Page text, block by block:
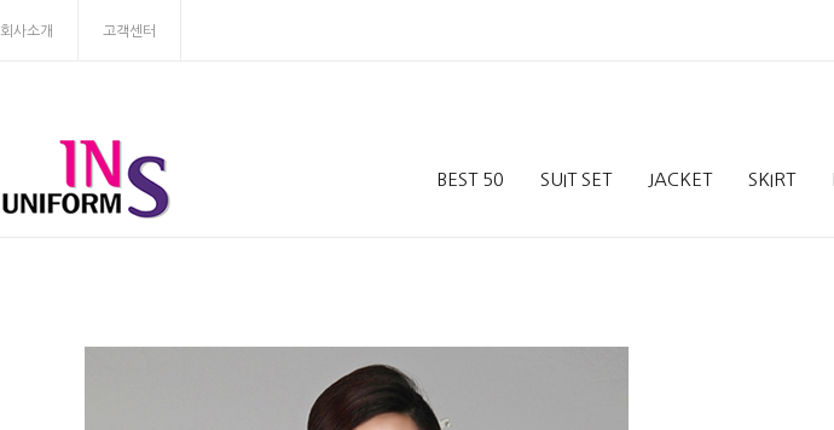
회사소개 고객센터
BEST 50 SUIT SET JACKET SKIRT